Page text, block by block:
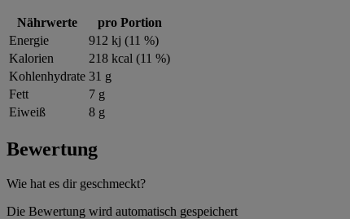
Nährwerte
pro Portion
Energie
912 kj (11 %)
Kalorien
218 kcal (11 %)
Kohlenhydrate 31 g
Fett
7 g
Eiweiß
8 g
Bewertung
Wie hat es dir geschmeckt?
Die Bewertung wird automatisch gespeichert